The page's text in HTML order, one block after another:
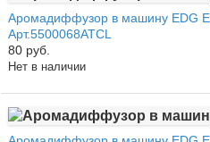
Аромадиффузор в машину EDG
Арт.5500068ATCL
80 руб.
Нет в наличии